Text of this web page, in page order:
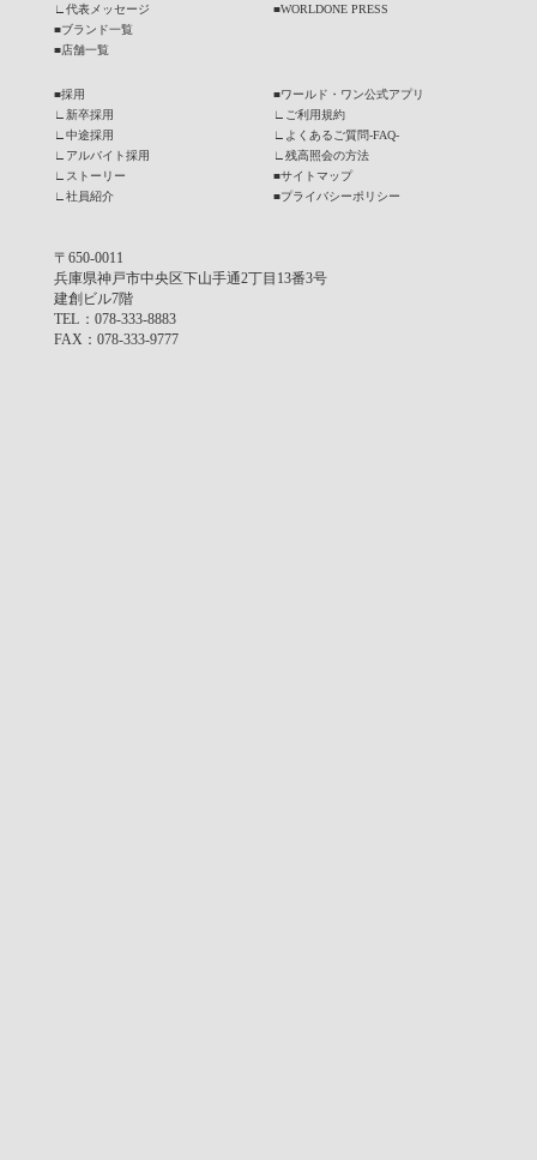
∟ 代表メッセージ
■ブランド一覧
■店舗一覧
■WORLDONE PRESS
■採用
∟ 新卒採用
∟ 中途採用
∟
アルバイト採用
∟
ストーリー
∟ 社員紹介
■ワールド・ワン公式アプリ
∟
ご利用規約
∟
よくあるご質問-FAQ-
∟ 残高照会の方法
■サイトマップ
■プライバシーポリシー
〒650-0011
兵庫県神戸市中央区下山手通2丁目13番3号
建創ビル7階
TEL ：078-333-8883
FAX ：078-333-9777